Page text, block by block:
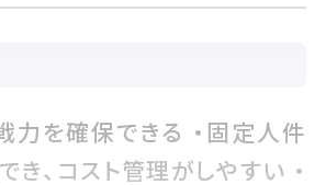
力を確保できる ・固定人件
、コスト管理がしやすい ・